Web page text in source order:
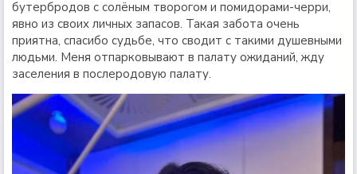
бутербродов с солёным творогом и помидорами-черри,
явно из своих личных запасов. Такая забота очень
приятна, спасибо судьбе, что сводит с такими душевными
людьми. Меня отпарковывают в палату ожиданий, жду
заселения в послеродовую палату.